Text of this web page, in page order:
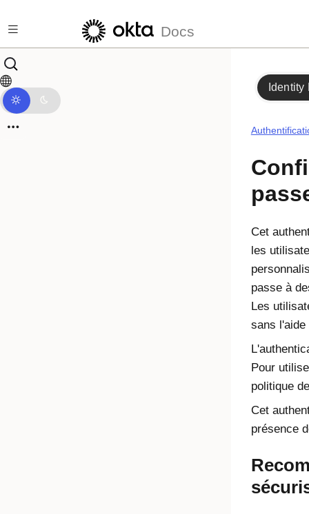
Docs
Identity
Cet
les
passe à
Les
sans l'aide
Pour
politique
Cet
présence